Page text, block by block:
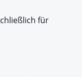
für